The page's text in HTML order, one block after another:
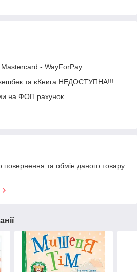
- WayForPay
та єКнига НЕДОСТУПНА!!!
на ФОП рахунок
та обмін даного товару